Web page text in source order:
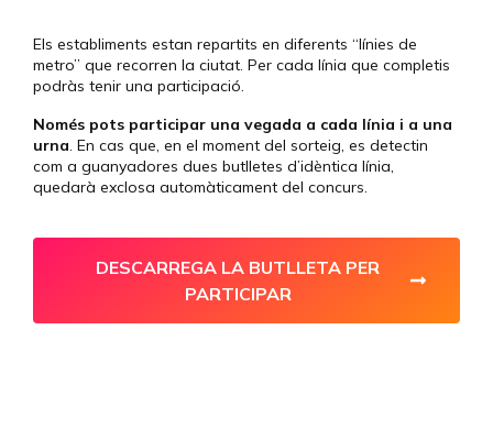
Els establiments estan repartits en diferents “línies de
metro” que recorren la ciutat. Per cada línia que completis
podràs tenir una participació.
Només pots participar una vegada a cada línia i a una
urna. En cas que, en el moment del sorteig, es detectin
com a guanyadores dues butlletes d’idèntica línia,
quedarà exclosa automàticament del concurs.
DESCARREGA LA BUTLLETA PER
PARTICIPAR